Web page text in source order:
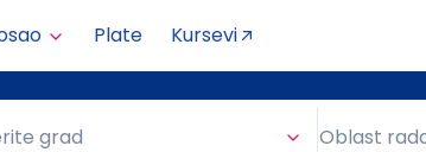
Plate Kursevi
grad Oblast